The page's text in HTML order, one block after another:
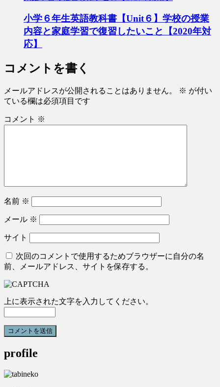
小学６年生英語教科書【Unit６】学校の授業
内容と家庭学習で復習したいこと【2020年対
応】
コメントを書く
メールアドレスが公開されることはありません。 ※ が付い
ている欄は必須項目です
コメント ※
名前 ※
メール ※
サイト
次回のコメントで使用するためブラウザーに自分の名
前、メールアドレス、サイトを保存する。
上に表示された文字を入力してください。
profile